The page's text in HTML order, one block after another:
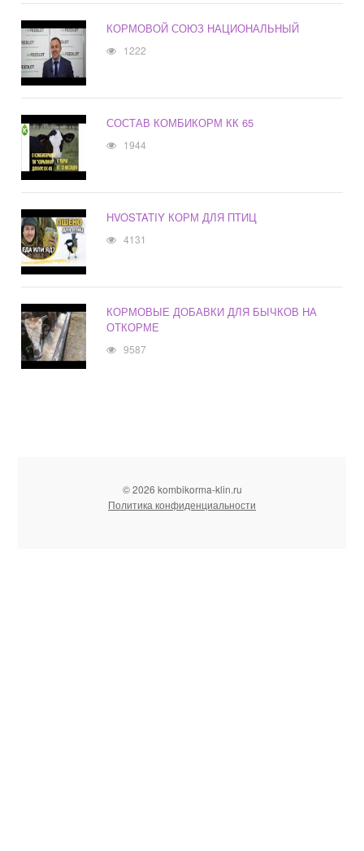
КОРМОВОЙ СОЮЗ НАЦИОНАЛЬНЫЙ
1222
СОСТАВ КОМБИКОРМ КК 65
1944
HVOSTATIY КОРМ ДЛЯ ПТИЦ
4131
КОРМОВЫЕ ДОБАВКИ ДЛЯ БЫЧКОВ НА
ОТКОРМЕ
9587
© 2026 kombikorma-klin.ru
Политика конфиденциальности